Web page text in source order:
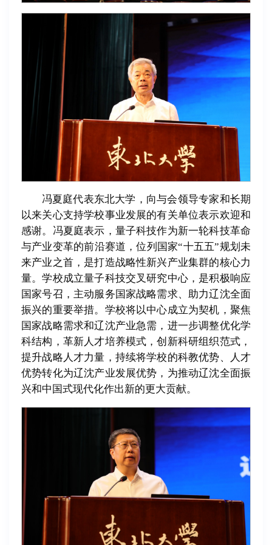
冯夏庭代表东北大学，向与会领导专家和长期
以来关心支持学校事业发展的有关单位表示欢迎和
感谢。冯夏庭表示，量子科技作为新一轮科技革命
与产业变革的前沿赛道，位列国家“十五五”规划未
来产业之首，是打造战略性新兴产业集群的核心力
量。学校成立量子科技交叉研究中心，是积极响应
国家号召，主动服务国家战略需求、助力辽沈全面
振兴的重要举措。学校将以中心成立为契机，聚焦
国家战略需求和辽沈产业急需，进一步调整优化学
科结构，革新人才培养模式，创新科研组织范式，
提升战略人才力量，持续将学校的科教优势、人才
优势转化为辽沈产业发展优势，为推动辽沈全面振
兴和中国式现代化作出新的更大贡献。